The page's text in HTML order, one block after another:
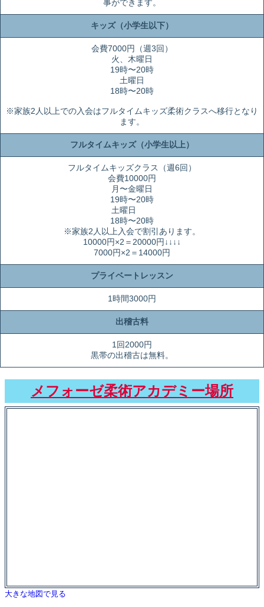
事ができます。
キッズ（小学生以下）
会費7000円（週3回）
火、木曜日
19時〜20時
土曜日
18時〜20時
※家族2人以上での入会はフルタイムキッズ柔術クラスへ移行となり
ます。
フルタイムキッズ（小学生以上）
フルタイムキッズクラス（週6回）
会費10000円
月〜金曜日
19時〜20時
土曜日
18時〜20時
※家族2人以上入会で割引あります。
10000円×2＝20000円↓↓↓↓
7000円×2＝14000円
プライベートレッスン
1時間3000円
出稽古料
1回2000円
黒帯の出稽古は無料。
メフォーゼ柔術アカデミー場所
大きな地図で見る